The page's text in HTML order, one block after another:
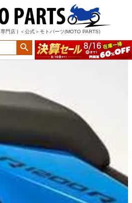
専門店 | ＜公式＞モトパーツ(MOTO PARTS)